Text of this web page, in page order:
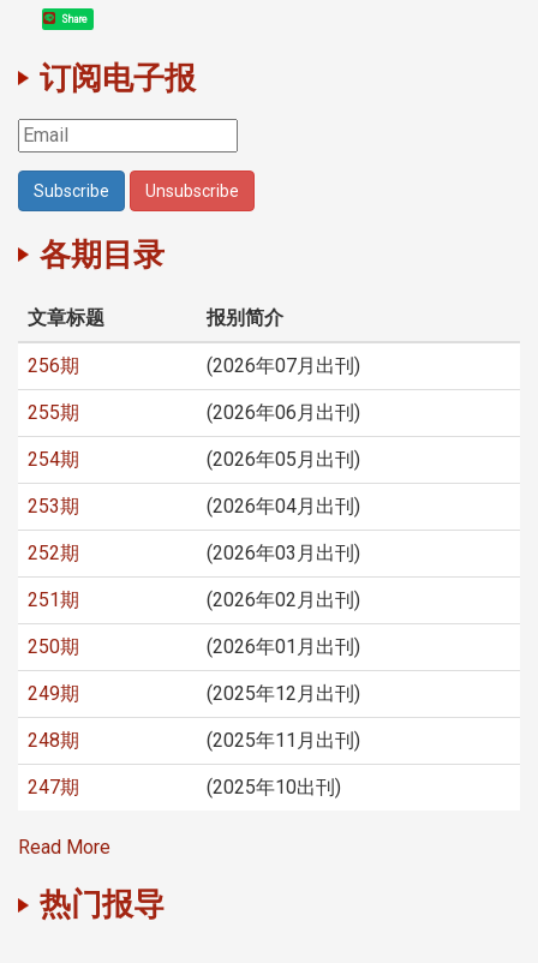
Share
订阅电子报
各期目录
文章标题 报别简介
256期 (2026年07月出刊)
255期 (2026年06月出刊)
254期 (2026年05月出刊)
253期 (2026年04月出刊)
252期 (2026年03月出刊)
251期 (2026年02月出刊)
250期 (2026年01月出刊)
249期 (2025年12月出刊)
248期 (2025年11月出刊)
247期 (2025年10出刊)
Read More
热门报导